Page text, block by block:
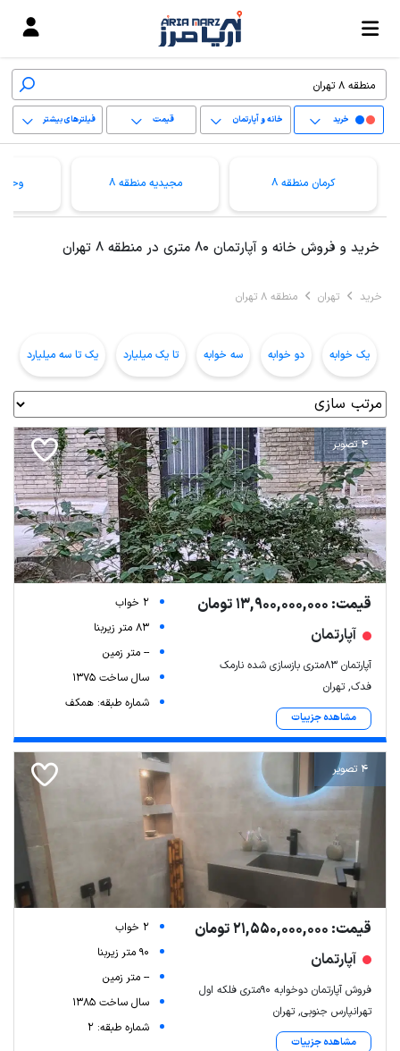
خرید خانه و آپارتمان قیمت فیلترهای بیشتر
پاک کردن محدوده
کرمان منطقه 8 مجیدیه منطقه 8
خرید و فروش خانه و آپارتمان 80 متری در منطقه 8 تهران
خرید تهران منطقه 8 تهران
یک خوابه دو خوابه سه خوابه تا یک میلیارد یک تا سه میلیارد
4 تصویر
قیمت: 13,900,000,000 تومان
آپارتمان
آپارتمان ۸۳متری بازسازی شده نارمک
فدک, تهران
مشاهده جزییات
2 خواب
83 متر زیربنا
-- متر زمین
سال ساخت 1375
شماره طبقه: همکف
4 تصویر
قیمت: 21,550,000,000 تومان
آپارتمان
فروش آپارتمان دوخوابه 90متری فلکه اول
تهرانپارس جنوبی, تهران
مشاهده جزییات
2 خواب
90 متر زیربنا
-- متر زمین
سال ساخت 1385
شماره طبقه: 2